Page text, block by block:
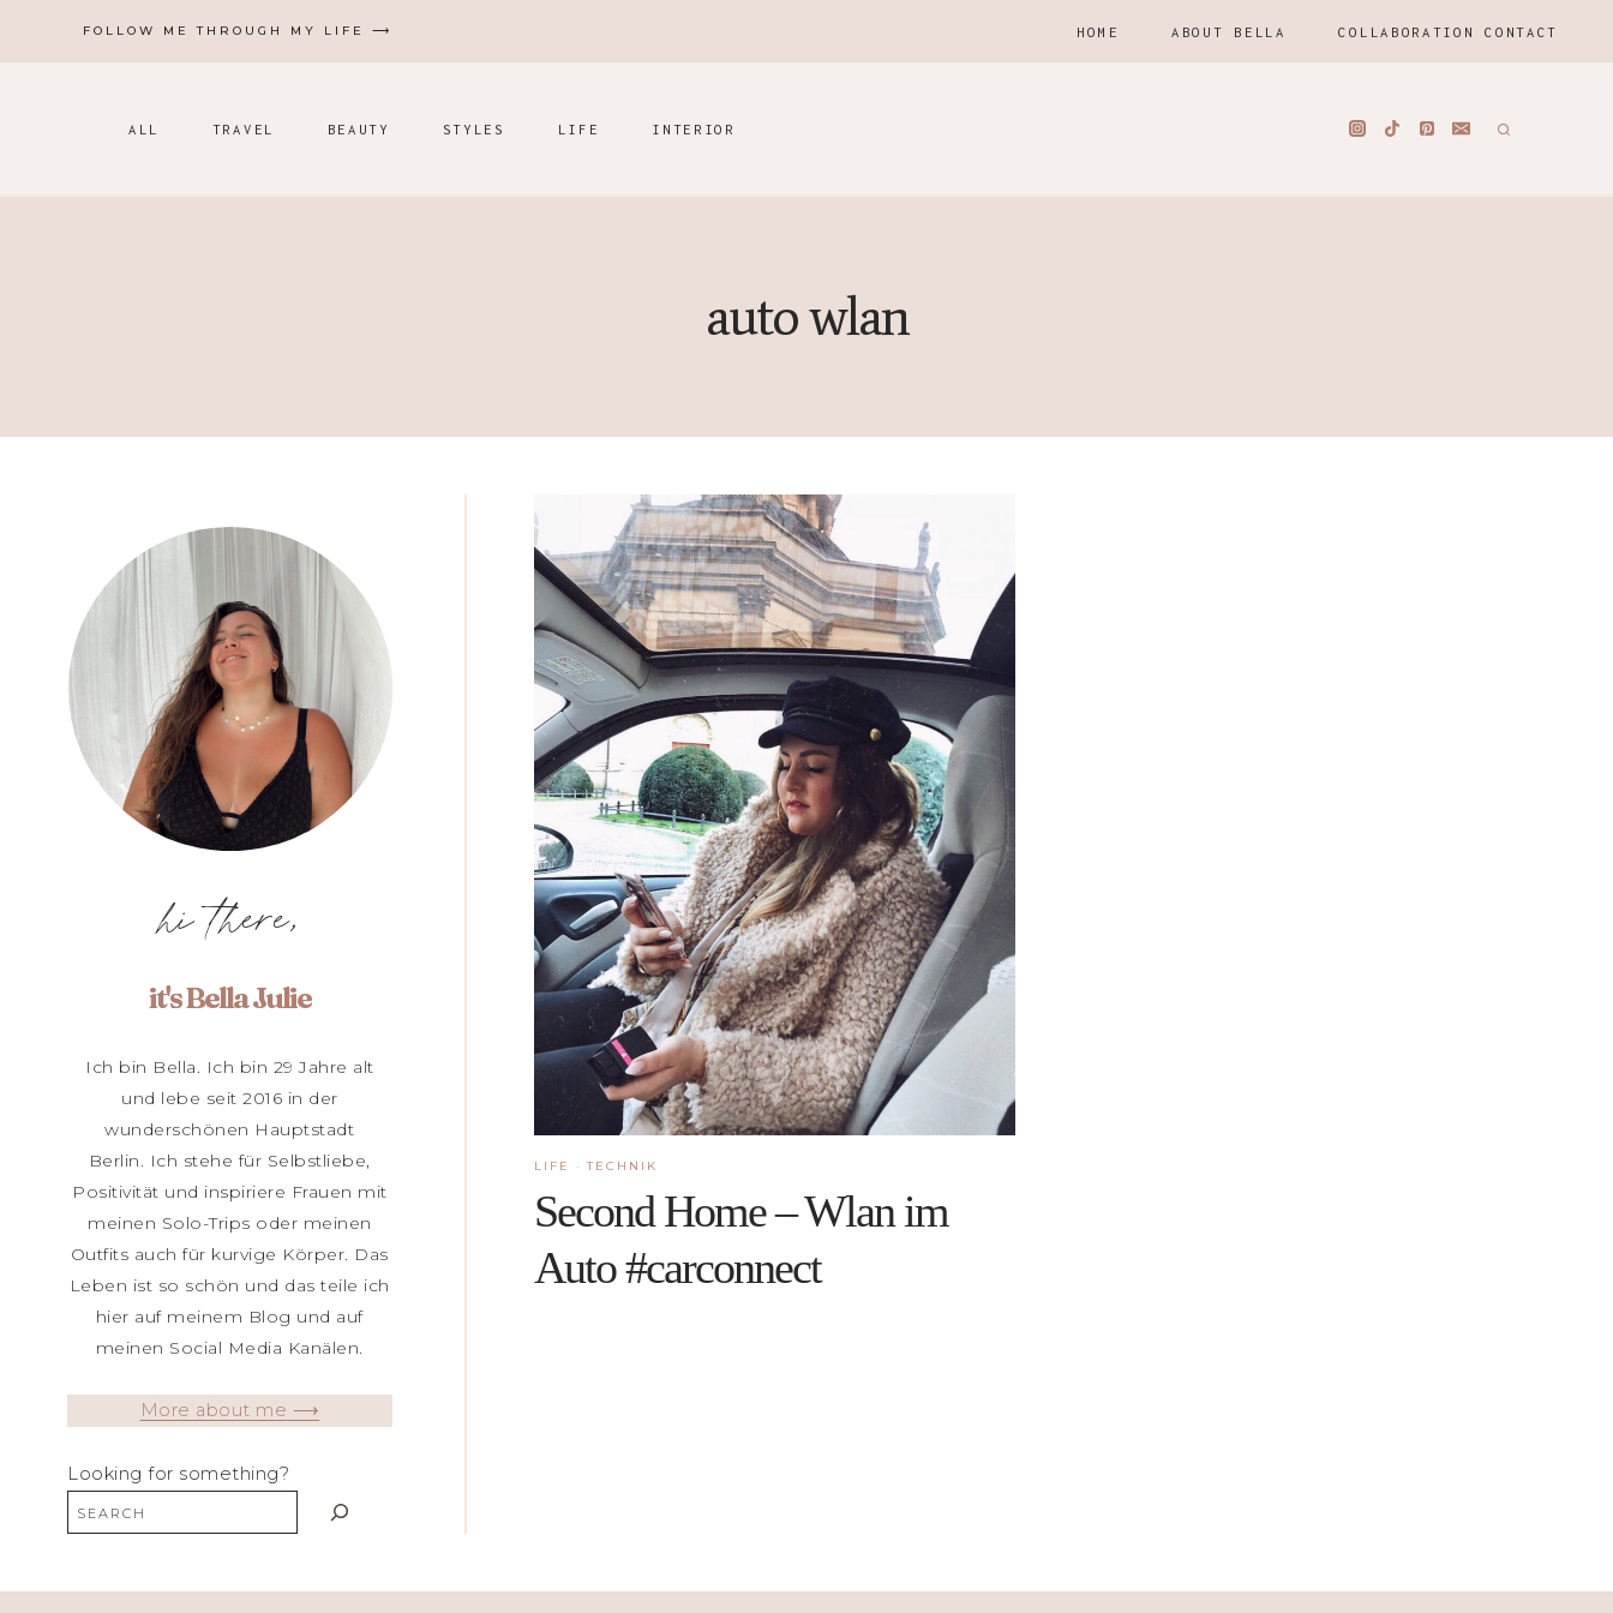
FOLLOW ME THROUGH MY LIFE ⟶ HOME ABOUT BELLA COLLABORATION CONTACT
ALL TRAVEL BEAUTY STYLES LIFE INTERIOR
auto wlan
LIFE ·TECHNIK
Second Home – Wlan im
Auto #carconnect
hi there,
it's Bella Julie
Ich bin Bella. Ich bin 29 Jahre alt
und lebe seit 2016 in der
wunderschönen Hauptstadt
Berlin. Ich stehe für Selbstliebe,
Positivität und inspiriere Frauen mit
meinen Solo-Trips oder meinen
Outfits auch für kurvige Körper. Das
Leben ist so schön und das teile ich
hier auf meinem Blog und auf
meinen Social Media Kanälen.
More about me ⟶
Looking for something?